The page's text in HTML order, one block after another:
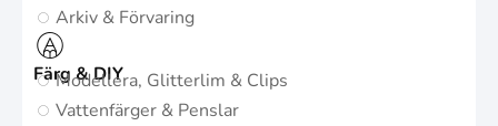
Arkiv & Förvaring
Färg & DIY
Modellera, Glitterlim & Clips
Vattenfärger & Penslar